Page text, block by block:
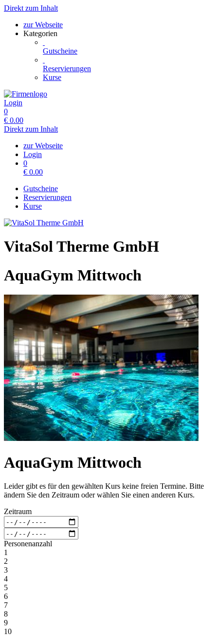
Direkt zum Inhalt
zur Webseite
Kategorien
Gutscheine
Reservierungen
Kurse
Login
0
€ 0.00
Direkt zum Inhalt
zur Webseite
Login
0
€ 0.00
Gutscheine
Reservierungen
Kurse
VitaSol Therme GmbH
AquaGym Mittwoch
AquaGym Mittwoch
Leider gibt es für den gewählten Kurs keine freien Termine. Bitte
ändern Sie den Zeitraum oder wählen Sie einen anderen Kurs.
Zeitraum
Personenanzahl
1
2
3
4
5
6
7
8
9
10